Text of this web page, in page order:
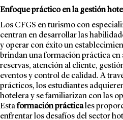
Enfoque práctico en la gestión
Los CFGS en turismo con
centran en desarrollar las
y operar con éxito un
brindan una formación práctica en
reservas, atención al cliente,
eventos y control de calidad. A
prácticos, los estudiantes
hotelera y se familiarizan con las
Estaformación prácticales
enfrentar los desafíos del sector